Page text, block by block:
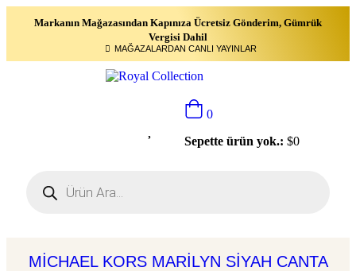
Markanın Mağazasından Kapınıza Ücretsiz Gönderim, Gümrük
Vergisi Dahil
MAĞAZALARDAN CANLI YAYINLAR
0
Sepette ürün yok.: $0
MICHAEL KORS MARILYN SIYAH CANTA